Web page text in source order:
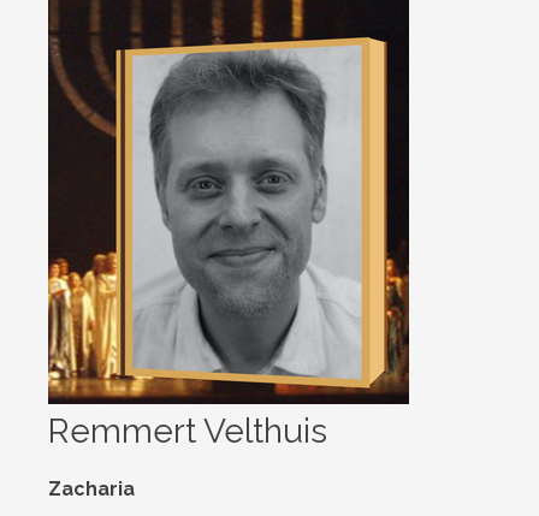
Remmert Velthuis
Zacharia